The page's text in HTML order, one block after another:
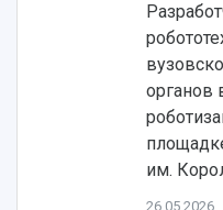
Об университете
Ключевые факты
Руководство
Наблюдательный
Главные новости
СМИ об
Образование
Почему я выбираю
Бакалавриат и
Магистратура
Научно-
Основные научные
Научные школы и
Диссертационные
Подготовка
Конкурс на
органов
им.
26.05.2026